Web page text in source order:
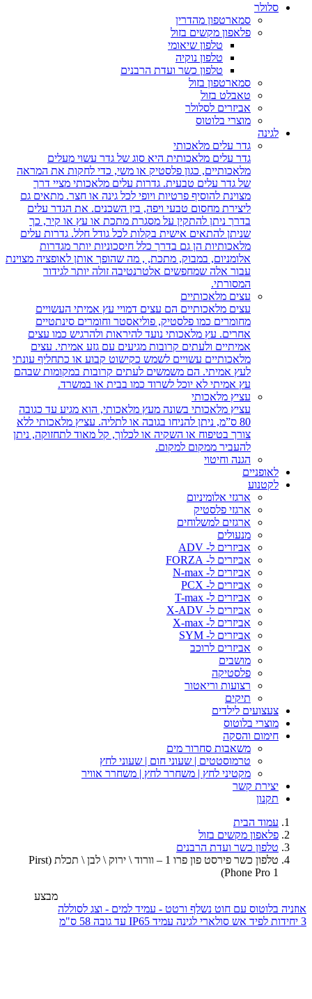
סלולר
סמארטפון מהדרין
פלאפון מקשים בזול
טלפון שיאומי
טלפון נוקיה
טלפון כשר ועדת הרבנים
סמארטפון בזול
טאבלט בזול
אביזרים לסלולר
מוצרי בלוטוס
לגינה
גדר עלים מלאכותי
גדר עלים מלאכותית היא סוג של גדר עשוי מעלים
מלאכותיים, כגון פלסטיק או משי, כדי לחקות את המראה
של גדר עלים טבעית. גדרות עלים מלאכותי מציי דרך
מצוינת להוסיף פרטיות ויופי לכל גינה או חצר. מתאים גם
ליצירת מחסום טבעי ויפה, בין השכנים. את הגדר עלים
בדרך ניתן להתקין על מסגרת מתכת או עץ או קיר, כך
שניתן להתאים אישית בקלות לכל גודל חלל. גדרות עלים
מלאכותיות הן גם בדרך כלל חיסכוניות יותר מגדרות
אלומניום, במבוק, מתכת, , מה שהופך אותן לאופציה מצוינת
עבור אלה שמחפשים אלטרנטיבה זולה יותר לגידור
המסורתי.
עצים מלאכותיים
עצים מלאכותיים הם עצים דמויי עץ אמיתי העשויים
מחומרים כמו פלסטיק, פוליאסטר וחומרים סינתטיים
אחרים. עץ מלאכותי נועד להיראות ולהרגיש כמו עצים
אמיתיים ולעתים קרובות מגיעים עם גזע אמיתי. עצים
מלאכותיים עשויים לשמש כקישוט קבוע או כתחליף עונתי
לעץ אמיתי. הם משמשים לעתים קרובות במקומות שבהם
עץ אמיתי לא יוכל לשרוד כמו בבית או במשרד.
עציץ מלאכותי
עציץ מלאכותי בשונה מעץ מלאכותי, הוא מגיע עד כגובה
80 ס”מ, ניתן להניחו בגובה או לתליה. עציץ מלאכותי ללא
צורך בטיפוח או השקיה או לכלוך, קל מאוד לתחזוקה, ניתן
להעביר ממקום למקום.
הגנה וחיטוי
לאופניים
לקטנוע
ארגזי אלומיניום
ארגזי פלסטיק
ארגזים למשלוחים
מנעולים
אביזרים ל- ADV
אביזרים ל- FORZA
אביזרים ל- N-max
אביזרים ל- PCX
אביזרים ל- T-max
אביזרים ל- X-ADV
אביזרים ל- X-max
אביזרים ל- SYM
אביזרים לרוכב
מושבים
פלסטיקה
רצועות וריאטור
תיקים
צעצועים לילדים
מוצרי בלוטוס
חימום והסקה
משאבות סחרור מים
טרמוסטטים | שעוני חום | שעוני לחץ
מקטיני לחץ | משחרר לחץ | משחרר אוויר
יצירת קשר
תקנון
עמוד הבית
פלאפון מקשים בזול
טלפון כשר ועדת הרבנים
טלפון כשר פירסט פון פרו 1 – וורוד \ ירוק \ לבן \ תכלת (Pirst
Phone Pro 1)
בלוטוס עם חוט נשלף ורטט - עמיד למים - וצג לסוללה